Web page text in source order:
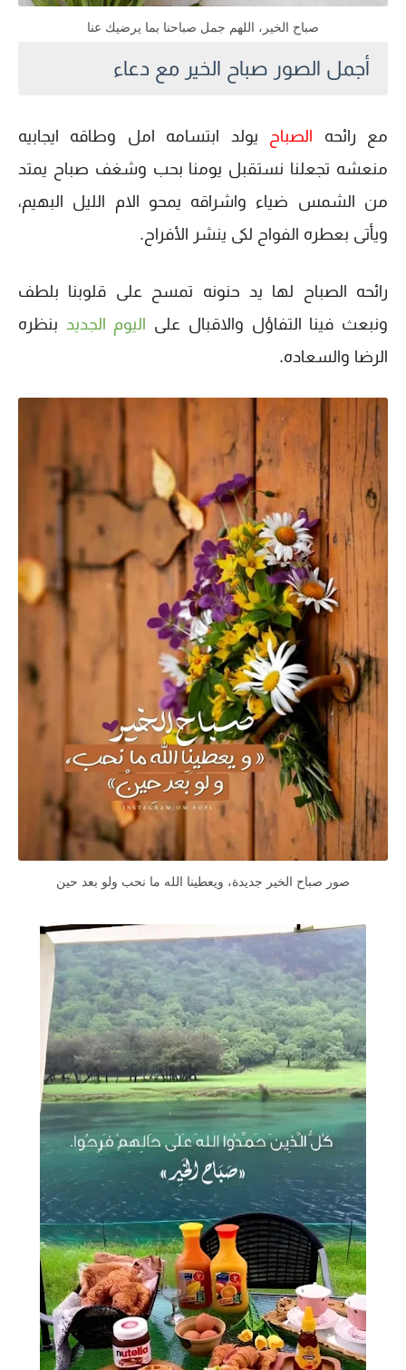
صباح الخير، اللهم جمل صباحنا بما يرضيك عنا
أجمل الصور صباح الخير مع دعاء
مع رائحه الصباح يولد ابتسامه امل وطاقه ايجابيه
منعشه تجعلنا نستقبل يومنا بحب وشغف صباح يمتد
من الشمس ضياء واشراقه يمحو الام الليل البهيم،
ويأتى بعطره الفواح لكى ينشر الأفراح.
رائحه الصباح لها يد حنونه تمسح على قلوبنا بلطف
ونبعث فينا التفاؤل والاقبال على اليوم الجديد بنظره
الرضا والسعاده.
صور صباح الخير جديدة، ويعطينا الله ما نحب ولو بعد حين